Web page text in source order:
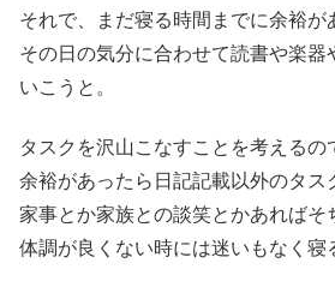
それで、まだ寝る時間までに余裕が
その日の気分に合わせて読書や楽器
いこうと。
タスクを沢山こなすことを考えるの
余裕があったら日記記載以外のタス
家事とか家族との談笑とかあればそ
体調が良くない時には迷いもなく寝